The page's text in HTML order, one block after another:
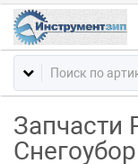
Запчасти